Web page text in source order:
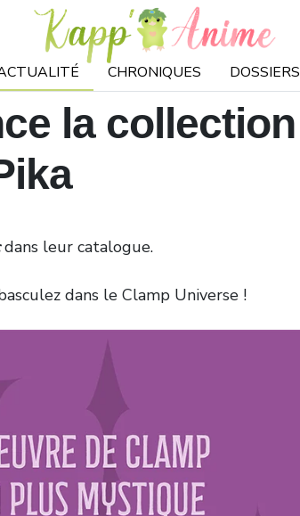
CHRONIQUES DOSSIERS
la collection
dans leur catalogue.
dans le Clamp Universe !